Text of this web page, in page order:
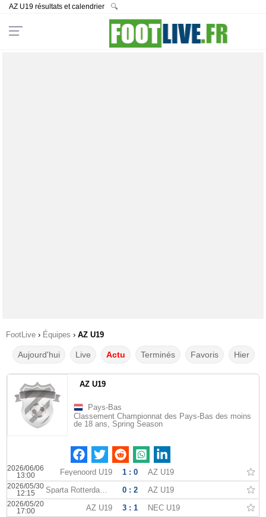
AZ U19 résultats et calendrier 🔍
FootLive › Équipes › AZ U19
Aujourd'hui Live Actu Terminés Favoris Hier
AZ U19
Pays-Bas
Classement Championnat des Pays-Bas des moins
de 18 ans, Spring Season
2026/06/06
13:00
Feyenoord U19 1 : 0 AZ U19
2026/05/30
12:15
Sparta Rotterdam U19 0 : 2 AZ U19
2026/05/20
17:00
AZ U19 3 : 1 NEC U19